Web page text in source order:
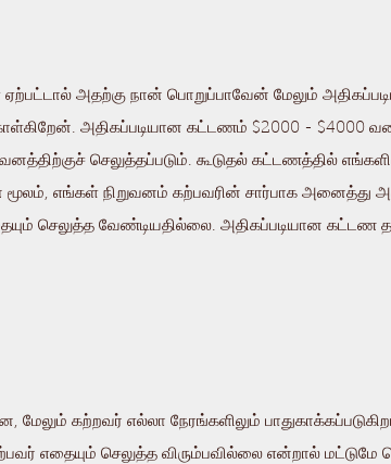
அதற்கு நான் பொறுப்பாவேன் மேலும்
அதிகப்படியான கட்டணம் $2000 - $4000
செலுத்தப்படும். கூடுதல் கட்டணத்தில்
எங்கள் நிறுவனம் கற்பவரின் சார்பாக அனைத்து
செலுத்த வேண்டியதில்லை. அதிகப்படியான கட்டண
கற்றவர் எல்லா நேரங்களிலும்
எதையும் செலுத்த விரும்பவில்லை என்றால் மட்டுமே